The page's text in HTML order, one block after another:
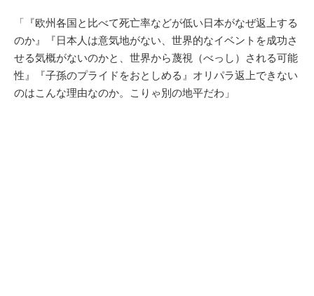
「『欧州各国と比べて死亡率などが低い日本がなぜ返上する
のか』『日本人は意気地がない、世界的なイベントを成功さ
せる気概がないのかと、世界から蔑視（べっし）される可能
性』『子孫のプライドをおとしめる』オリパラ返上できない
のはこんな理由なのか。こりゃ別の地平だわ」